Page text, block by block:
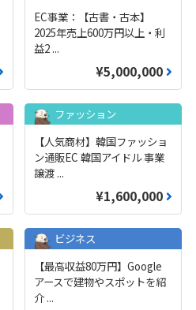
EC事業：【古書・古本】
2025年売上600万円以上・利
益2 ...
¥5,000,000
ファッション
【人気商材】韓国ファッショ
ン通販EC 韓国アイドル 事業
譲渡 ...
¥1,600,000
ビジネス
【最高収益80万円】Google
アースで建物やスポットを紹
介 ...